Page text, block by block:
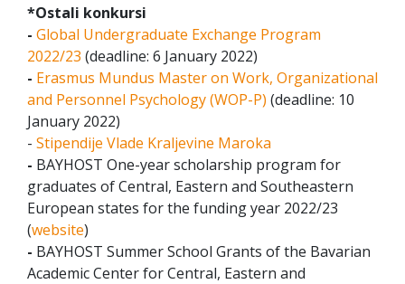
*Ostali konkursi
- Global Undergraduate Exchange Program
2022/23 (deadline: 6 January 2022)
- Erasmus Mundus Master on Work, Organizational
and Personnel Psychology (WOP-P) (deadline: 10
January 2022)
- Stipendije Vlade Kraljevine Maroka
- BAYHOST One-year scholarship program for
graduates of Central, Eastern and Southeastern
European states for the funding year 2022/23
(website)
- BAYHOST Summer School Grants of the Bavarian
Academic Center for Central, Eastern and